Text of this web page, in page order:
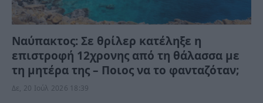
Ναύπακτος: Σε θρίλερ κατέληξε η
επιστροφή 12χρονης από τη θάλασσα με
τη μητέρα της – Ποιος να το φανταζόταν;
Δε, 20 Ιούλ 2026 18:39